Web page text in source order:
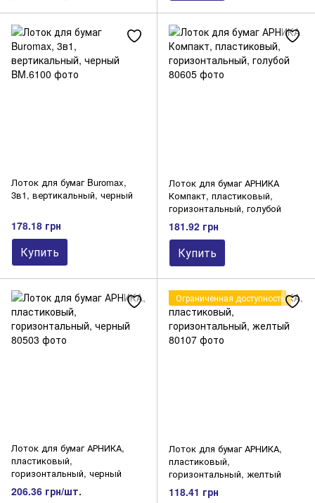
Лоток для бумаг Buromax,
3в1, вертикальный, черный
178.18 грн
Купить
Лоток для бумаг АРНИКА
Компакт, пластиковый,
горизонтальный, голубой
181.92 грн
Купить
Лоток для бумаг АРНИКА,
пластиковый,
горизонтальный, черный
206.36 грн/шт.
Ограниченная доступность
Лоток для бумаг АРНИКА,
пластиковый,
горизонтальный, желтый
118.41 грн